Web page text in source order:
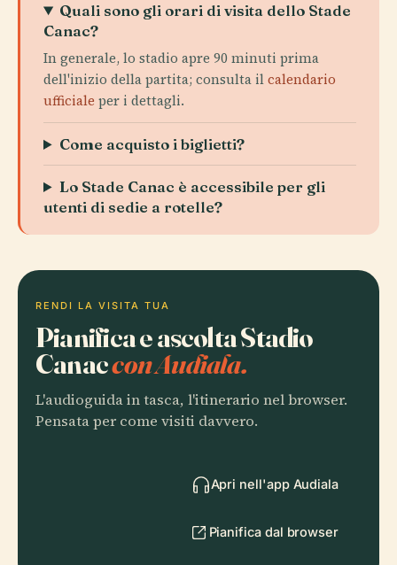
Quali sono gli orari di visita dello Stade
Canac?
In generale, lo stadio apre 90 minuti prima
dell'inizio della partita; consulta ilcalendario
ufficiale per i dettagli.
Come acquisto i biglietti?
Lo Stade Canac è accessibile per gli
utenti di sedie a rotelle?
RENDI LA VISITA TUA
Pianifica e ascolta Stadio
Canaccon Audiala.
L'audioguida in tasca, l'itinerario nel browser.
Pensata per come visiti davvero.
Apri nell'app Audiala
Pianifica dal browser